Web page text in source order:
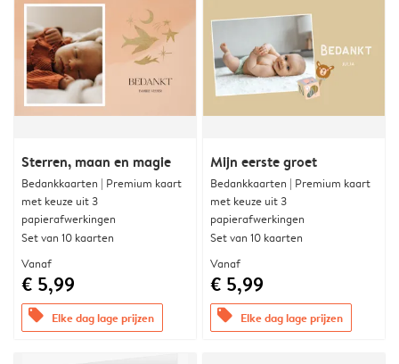
Sterren, maan en magie
Bedankkaarten | Premium kaart
met keuze uit 3
papierafwerkingen
Set van 10 kaarten
Vanaf
€ 5,99
offers Elke dag lage prijzen
Mijn eerste groet
Bedankkaarten | Premium kaart
met keuze uit 3
papierafwerkingen
Set van 10 kaarten
Vanaf
€ 5,99
offers Elke dag lage prijzen